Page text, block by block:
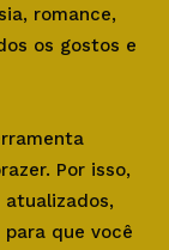
romance,
os gostos e
Por isso,
que você